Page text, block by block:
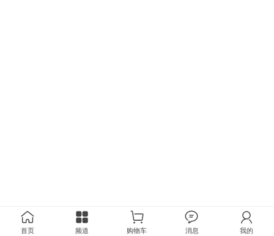
首页 频道 购物车 消息 我的